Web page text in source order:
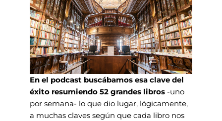
En el podcast buscábamos esa clave del
éxito resumiendo 52 grandes libros -uno
por semana- lo que dio lugar, lógicamente,
a muchas claves según que cada libro nos